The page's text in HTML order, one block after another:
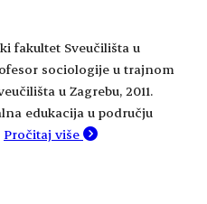
fakultet Sveučilišta u
sociologije u trajnom
u Zagrebu, 2011.
edukacija u području
Pročitaj više